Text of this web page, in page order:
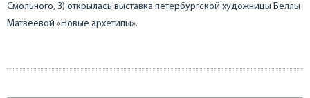
Смольного, 3) открылась выставка петербургской художницы Беллы
Матвеевой «Новые архетипы».